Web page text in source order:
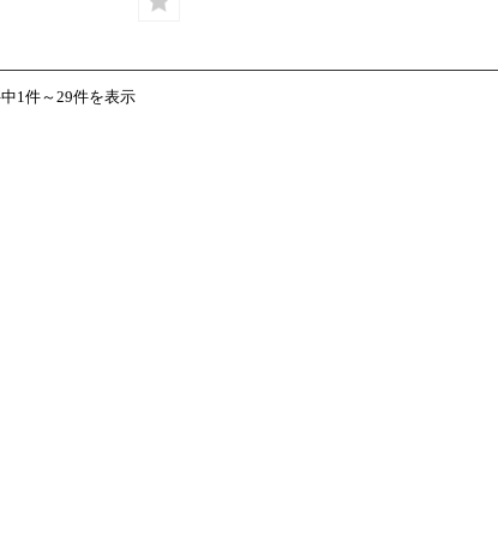
1件～29件を表示